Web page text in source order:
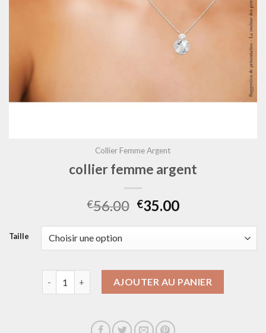
Collier Femme Argent
collier femme argent
€56.00 €35.00
Taille
AJOUTER AU PANIER